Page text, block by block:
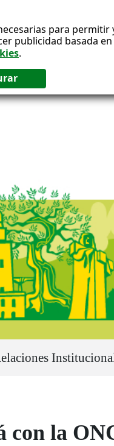
para
publicidad basada
.
la